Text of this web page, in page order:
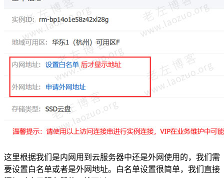
这里根据我们是内网用到云服务器中还是外网使用的，我们需
要设置白名单或者是外网地址。白名单设置很简单，我们直接